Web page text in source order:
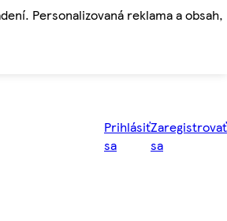
Personalizovaná reklama a obsah,
Prihlásiť
sa
Zaregistrovať
sa